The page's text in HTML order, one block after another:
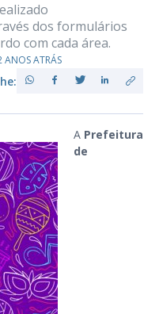
dos formulários
com cada área.
ATRÁS
A Prefeitura
de